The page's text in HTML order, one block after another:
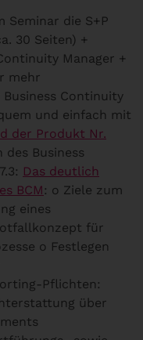
Seminar die S+P
30 Seiten) +
Manager +
mehr
Continuity
und einfach mit
der Produkt Nr.
Business
Das deutlich
BCM : o Ziele zum
eines
für
o Festlegen
Pflichten:
über